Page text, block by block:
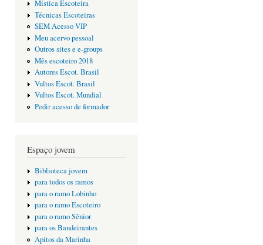
Mística Escoteira
Técnicas Escoteiras
SEM Acesso VIP
Meu acervo pessoal
Outros sites e e-groups
Mês escoteiro 2018
Autores Escot. Brasil
Vultos Escot. Brasil
Vultos Escot. Mundial
Pedir acesso de formador
Espaço jovem
Biblioteca jovem
para todos os ramos
para o ramo Lobinho
para o ramo Escoteiro
para o ramo Sênior
para os Bandeirantes
Apitos da Marinha